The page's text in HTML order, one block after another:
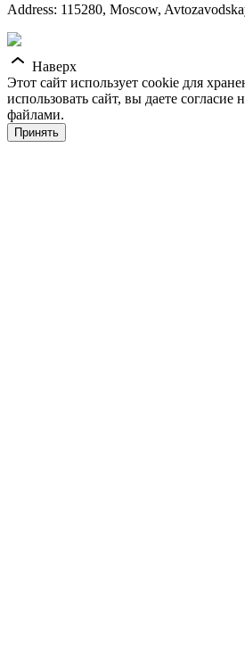
Address: 115280, Moscow,
Наверх
Этот сайт использует cookie для
использовать сайт, вы даете согласие
файлами.
Принять